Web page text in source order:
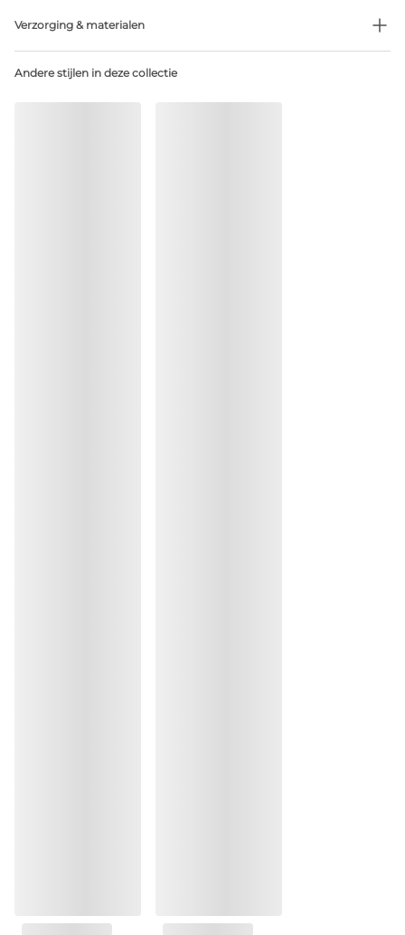
Verzorging & materialen
Geen professionele reiniging
Niet trommeldrogen
Andere stijlen in deze collectie